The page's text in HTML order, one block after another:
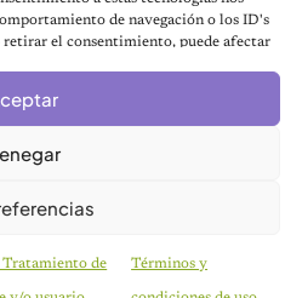
de navegación o los ID's
el consentimiento, puede afectar
de Términos y
privacidad